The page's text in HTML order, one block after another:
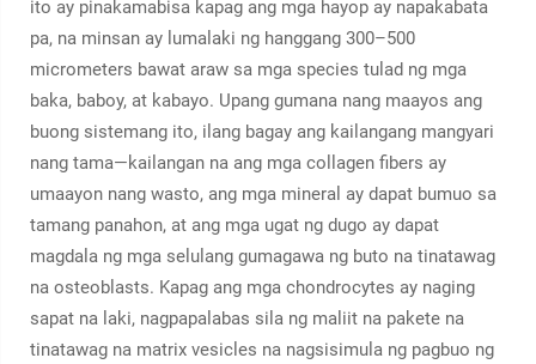
ito ay pinakamabisa kapag ang mga hayop ay napakabata
pa, na minsan ay lumalaki ng hanggang 300–500
micrometers bawat araw sa mga species tulad ng mga
baka, baboy, at kabayo. Upang gumana nang maayos ang
buong sistemang ito, ilang bagay ang kailangang mangyari
nang tama—kailangan na ang mga collagen fibers ay
umaayon nang wasto, ang mga mineral ay dapat bumuo sa
tamang panahon, at ang mga ugat ng dugo ay dapat
magdala ng mga selulang gumagawa ng buto na tinatawag
na osteoblasts. Kapag ang mga chondrocytes ay naging
sapat na laki, nagpapalabas sila ng maliit na pakete na
tinatawag na matrix vesicles na nagsisimula ng pagbuo ng